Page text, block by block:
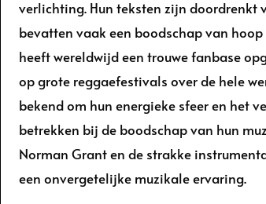
verlichting. Hun teksten zijn doordrenkt
bevatten vaak een boodschap van
heeft wereldwijd een trouwe fanbase
op grote reggaefestivals over de hele
bekend om hun energieke sfeer en het
betrekken bij de boodschap van hun
Norman Grant en de strakke
een onvergetelijke muzikale ervaring.